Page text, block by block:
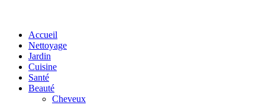
Accueil
Nettoyage
Jardin
Cuisine
Santé
Beauté
Cheveux